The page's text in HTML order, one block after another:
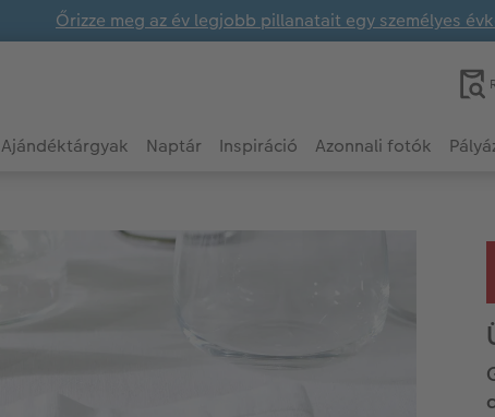
Őrizze meg az év legjobb pillanatait egy személyes
Ajándéktárgyak Naptár Inspiráció Azonnali fotók